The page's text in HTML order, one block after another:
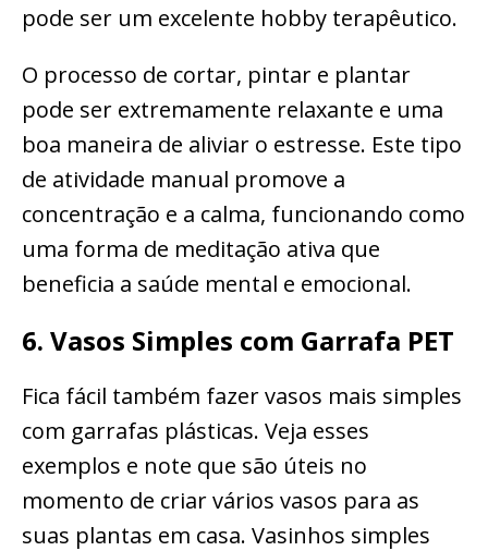
pode ser um excelente hobby terapêutico.
O processo de cortar, pintar e plantar
pode ser extremamente relaxante e uma
boa maneira de aliviar o estresse. Este tipo
de atividade manual promove a
concentração e a calma, funcionando como
uma forma de meditação ativa que
beneficia a saúde mental e emocional.
6. Vasos Simples com Garrafa PET
Fica fácil também fazer vasos mais simples
com garrafas plásticas. Veja esses
exemplos e note que são úteis no
momento de criar vários vasos para as
suas plantas em casa. Vasinhos simples